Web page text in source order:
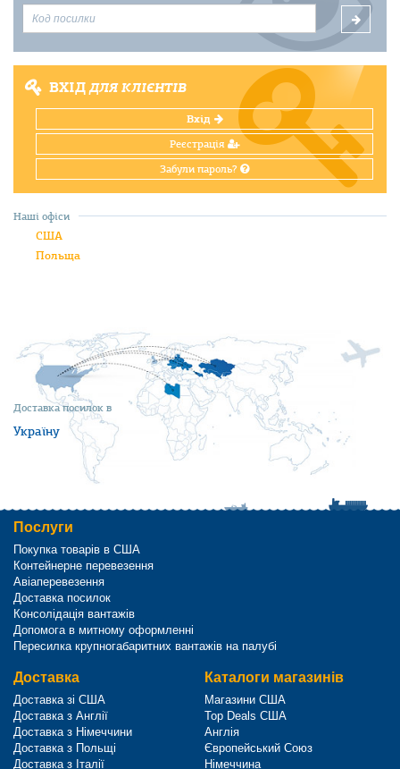
ВХІДДЛЯ КЛІЄНТІВ
Вхід
Реєстрація
Забули пароль?
Доставка посилок в
Україну
Наші офіси
США
Польща
Послуги
Покупка товарів в США
Контейнерне перевезення
Авіаперевезення
Доставка посилок
Консолідація вантажів
Допомога в митному оформленні
Пересилка крупногабаритних вантажів на палубі
Доставка
Доставка зі США
Доставка з Англії
Доставка з Німеччини
Доставка з Польщі
Доставка з Італії
Каталоги магазинів
Магазини США
Top Deals США
Англія
Європейський Союз
Німеччина